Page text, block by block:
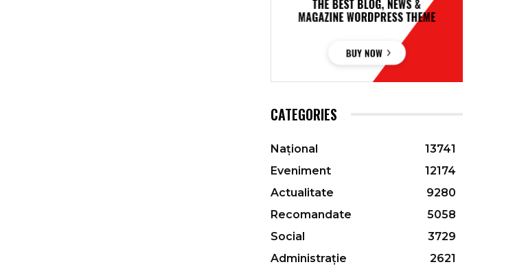
CATEGORIES
Național
13741
Eveniment
12174
Actualitate
9280
Recomandate
5058
Social
3729
Administrație
2621